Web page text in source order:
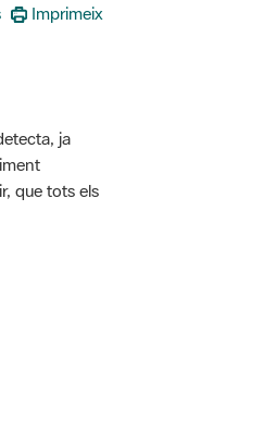
Imprimeix
ja
que tots els